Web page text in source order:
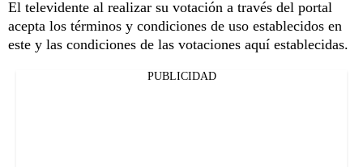
El televidente al realizar su votación a través del portal
acepta los términos y condiciones de uso establecidos en
este y las condiciones de las votaciones aquí establecidas.
PUBLICIDAD